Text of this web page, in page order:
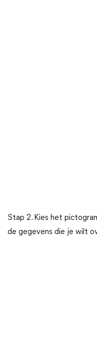
Stap 2. Kies het
de gegevens die je wilt